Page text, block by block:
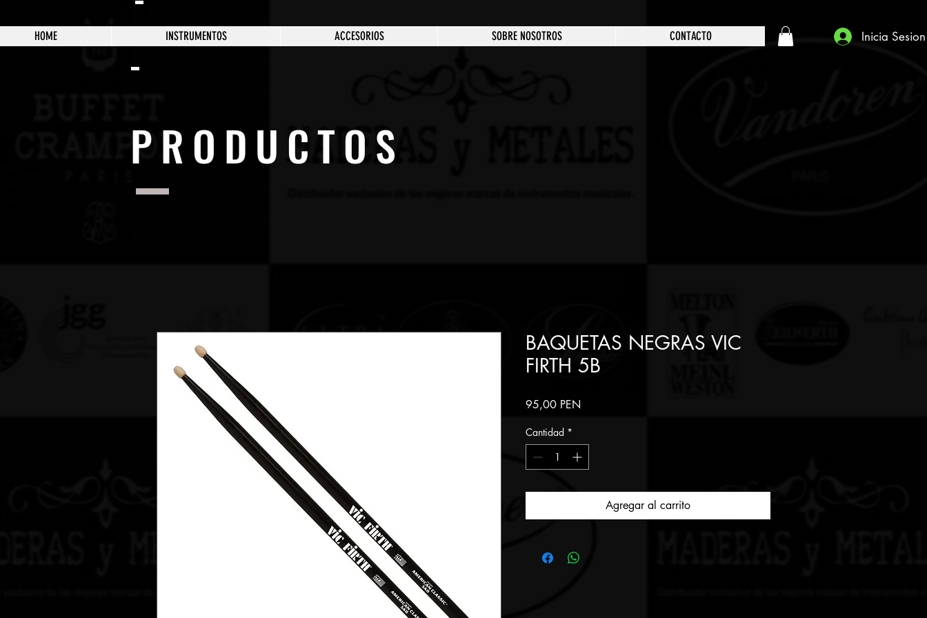
HOME INSTRUMENTOS ACCESORIOS SOBRE NOSOTROS CONTACTO Inicia Sesion
PRODUCTOS
BAQUETAS NEGRAS VIC
FIRTH 5B
95,00 PEN
Cantidad *
Agregar al carrito